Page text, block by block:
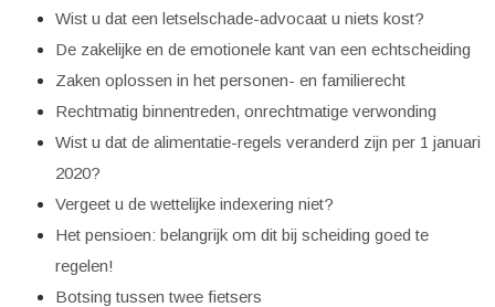
Wist u dat een letselschade-advocaat u niets kost?
De zakelijke en de emotionele kant van een echtscheiding
Zaken oplossen in het personen- en familierecht
Rechtmatig binnentreden, onrechtmatige verwonding
Wist u dat de alimentatie-regels veranderd zijn per 1 januari
2020?
Vergeet u de wettelijke indexering niet?
Het pensioen: belangrijk om dit bij scheiding goed te
regelen!
Botsing tussen twee fietsers